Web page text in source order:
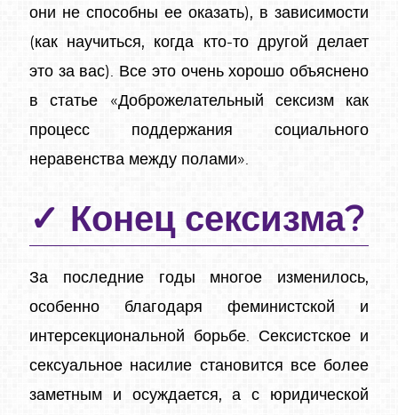
они не способны ее оказать), в зависимости
(как научиться, когда кто-то другой делает
это за вас). Все это очень хорошо объяснено
в статье «Доброжелательный сексизм как
процесс поддержания социального
неравенства между полами».
Конец сексизма?
За последние годы многое изменилось,
особенно благодаря феминистской и
интерсекциональной борьбе. Сексистское и
сексуальное насилие становится все более
заметным и осуждается, а с юридической